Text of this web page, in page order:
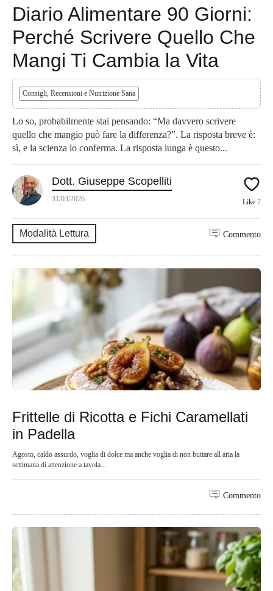
Diario Alimentare 90 Giorni:
Perché Scrivere Quello Che
Mangi Ti Cambia la Vita
Consigli, Recensioni e Nutrizione Sana
Lo so, probabilmente stai pensando: “Ma davvero scrivere
quello che mangio può fare la differenza?”. La risposta breve è:
sì, e la scienza lo conferma. La risposta lunga è questo...
Dott. Giuseppe Scopelliti
31/03/2026 Like 7
Modalità Lettura Commento
Frittelle di Ricotta e Fichi Caramellati
in Padella
Agosto, caldo assurdo, voglia di dolce ma anche voglia di non buttare all aria la
settimana di attenzione a tavola....
Commento